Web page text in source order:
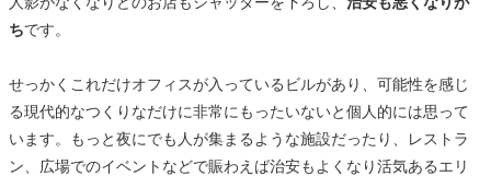
ちです。
せっかくこれだけオフィスが入っているビルがあり、可能性を感じ
る現代的なつくりなだけに非常にもったいないと個人的には思って
います。もっと夜にでも人が集まるような施設だったり、レストラ
ン、広場でのイベントなどで賑わえば治安もよくなり活気あるエリ